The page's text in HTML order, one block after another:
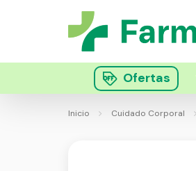
Ofertas
Inicio Cuidado Corporal